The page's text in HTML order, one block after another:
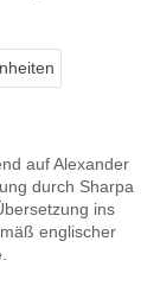
auf Alexander
durch Sharpa
ins
englischer